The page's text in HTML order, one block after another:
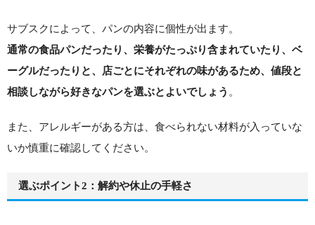
サブスクによって、パンの内容に個性が出ます。
通常の食品パンだったり、栄養がたっぷり含まれていたり、ベ
ーグルだったりと、店ごとにそれぞれの味があるため、値段と
相談しながら好きなパンを選ぶとよいでしょう 。
また、アレルギーがある方は、食べられない材料が入っていな
いか慎重に確認してください。
選ぶポイント2：解約や休止の手軽さ